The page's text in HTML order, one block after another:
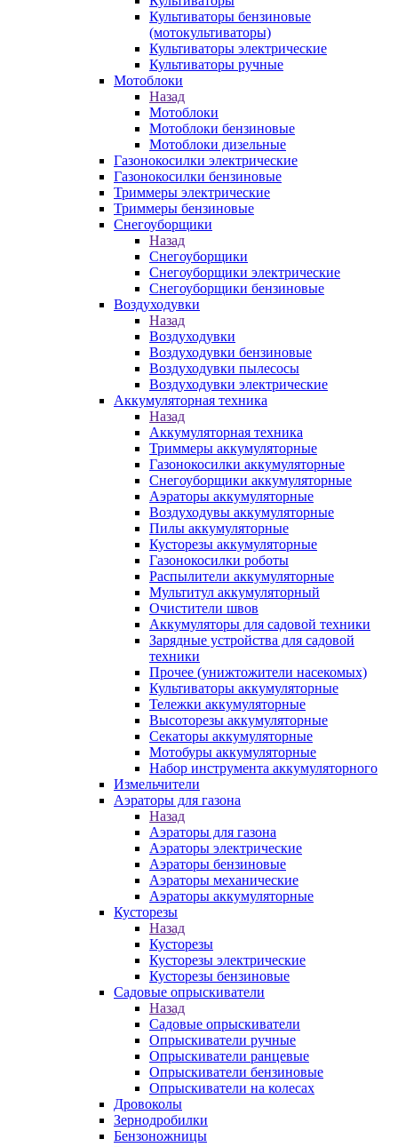
Культиваторы бензиновые
(мотокультиваторы)
Культиваторы электрические
Культиваторы ручные
Мотоблоки
Назад
Мотоблоки
Мотоблоки бензиновые
Мотоблоки дизельные
Газонокосилки электрические
Газонокосилки бензиновые
Триммеры электрические
Триммеры бензиновые
Снегоуборщики
Назад
Снегоуборщики
Снегоуборщики электрические
Снегоуборщики бензиновые
Воздуходувки
Назад
Воздуходувки
Воздуходувки бензиновые
Воздуходувки пылесосы
Воздуходувки электрические
Аккумуляторная техника
Назад
Аккумуляторная техника
Триммеры аккумуляторные
Газонокосилки аккумуляторные
Снегоуборщики аккумуляторные
Аэраторы аккумуляторные
Воздуходувы аккумуляторные
Пилы аккумуляторные
Кусторезы аккумуляторные
Газонокосилки роботы
Распылители аккумуляторные
Мультитул аккумуляторный
Очистители швов
Аккумуляторы для садовой техники
Зарядные устройства для садовой
техники
Прочее (унижтожители насекомых)
Культиваторы аккумуляторные
Тележки аккумуляторные
Высоторезы аккумуляторные
Секаторы аккумуляторные
Мотобуры аккумуляторные
Набор инструмента аккумуляторного
Измельчители
Аэраторы для газона
Назад
Аэраторы для газона
Аэраторы электрические
Аэраторы бензиновые
Аэраторы механические
Аэраторы аккумуляторные
Кусторезы
Назад
Кусторезы
Кусторезы электрические
Кусторезы бензиновые
Садовые опрыскиватели
Назад
Садовые опрыскиватели
Опрыскиватели ручные
Опрыскиватели ранцевые
Опрыскиватели бензиновые
Опрыскиватели на колесах
Дровоколы
Зернодробилки
Бензоножницы